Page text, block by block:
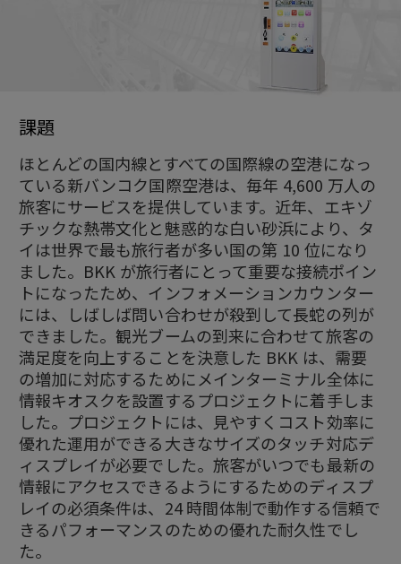
課題
ほとんどの国内線とすべての国際線の空港になっ
ている新バンコク国際空港は、毎年 4,600 万人の
旅客にサービスを提供しています。近年、エキゾ
チックな熱帯文化と魅惑的な白い砂浜により、タ
イは世界で最も旅行者が多い国の第 10 位になり
ました。BKK が旅行者にとって重要な接続ポイン
トになったため、インフォメーションカウンター
には、しばしば問い合わせが殺到して長蛇の列が
できました。観光ブームの到来に合わせて旅客の
満足度を向上することを決意した BKK は、需要
の増加に対応するためにメインターミナル全体に
情報キオスクを設置するプロジェクトに着手しま
した。プロジェクトには、見やすくコスト効率に
優れた運用ができる大きなサイズのタッチ対応デ
ィスプレイが必要でした。旅客がいつでも最新の
情報にアクセスできるようにするためのディスプ
レイの必須条件は、24 時間体制で動作する信頼で
きるパフォーマンスのための優れた耐久性でし
た。